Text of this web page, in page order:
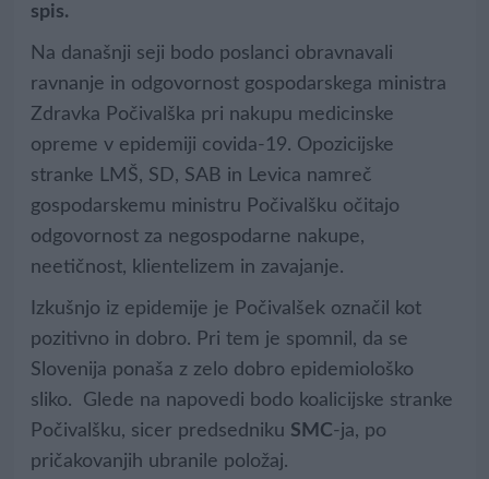
spis.
Na današnji seji bodo poslanci obravnavali
ravnanje in odgovornost gospodarskega ministra
Zdravka Počivalška pri nakupu medicinske
opreme v epidemiji covida-19. Opozicijske
stranke LMŠ, SD, SAB in Levica namreč
gospodarskemu ministru Počivalšku očitajo
odgovornost za negospodarne nakupe,
neetičnost, klientelizem in zavajanje.
Izkušnjo iz epidemije je Počivalšek označil kot
pozitivno in dobro. Pri tem je spomnil, da se
Slovenija ponaša z zelo dobro epidemiološko
sliko. Glede na napovedi bodo koalicijske stranke
Počivalšku, sicer predsedniku SMC-ja, po
pričakovanjih ubranile položaj.